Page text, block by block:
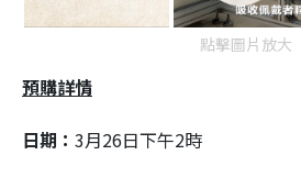
點擊圖片放大
預購詳情
日期： 3月26日下午2時